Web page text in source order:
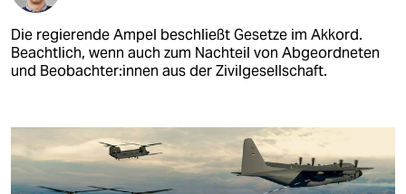
Die regierende Ampel beschließt Gesetze im Akkord.
Beachtlich, wenn auch zum Nachteil von Abgeordneten
und Be­ob­ach­te­r:in­nen aus der Zivilgesellschaft.